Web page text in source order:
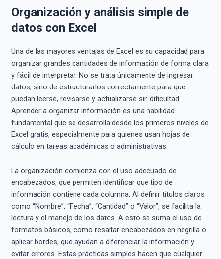
Organización y análisis simple de
datos con Excel
Una de las mayores ventajas de Excel es su capacidad para
organizar grandes cantidades de información de forma clara
y fácil de interpretar. No se trata únicamente de ingresar
datos, sino de estructurarlos correctamente para que
puedan leerse, revisarse y actualizarse sin dificultad.
Aprender a organizar información es una habilidad
fundamental que se desarrolla desde los primeros niveles de
Excel gratis, especialmente para quienes usan hojas de
cálculo en tareas académicas o administrativas.
La organización comienza con el uso adecuado de
encabezados, que permiten identificar qué tipo de
información contiene cada columna. Al definir títulos claros
como “Nombre”, “Fecha”, “Cantidad” o “Valor”, se facilita la
lectura y el manejo de los datos. A esto se suma el uso de
formatos básicos, como resaltar encabezados en negrilla o
aplicar bordes, que ayudan a diferenciar la información y
evitar errores. Estas prácticas simples hacen que cualquier